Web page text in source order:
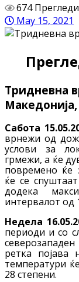
674 Прегледи
May 15, 2021
Тридневна
Сабота
врнежи од
услови за
грмежи, а ќе
повремено ќе
ќе се
додека
интервалот од
Недела
периоди и со
ретка појава
температури
28 степени.